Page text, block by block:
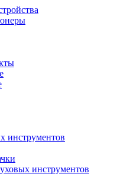
инструментов
инструментов